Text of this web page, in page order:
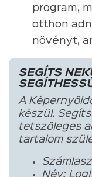
program,
otthon
növényt,
SEGÍTS
A
készül.
tetszőleges
tartalom
Név: